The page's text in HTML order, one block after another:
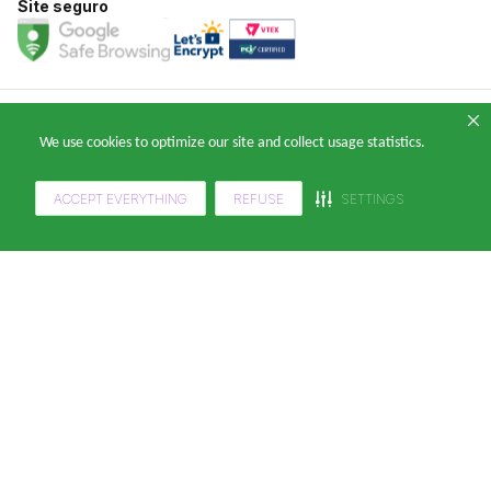
We use cookies to optimize our site and collect usage statistics.
ACCEPT EVERYTHING REFUSE SETTINGS
Site seguro
05.905.802/0001-64 Avenida Brigadeiro Faria Lima, nº 949 - Pinheiros, São